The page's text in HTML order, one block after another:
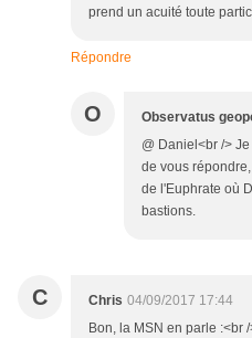
prend un acuité toute
Répondre
O Observatus
@ Daniel<br />
de vous
de l'Euphrate où
bastions.
C Chris 04/09/2017 17:44
Bon, la MSN en parle :<br